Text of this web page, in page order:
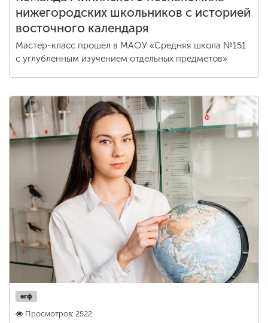
нижегородских школьников с историей
восточного календаря
Мастер-класс прошел в МАОУ «Средняя школа №151
с углубленным изучением отдельных предметов»
егф
Просмотров: 2522